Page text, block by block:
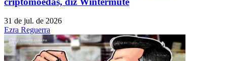
31 de jul. de 2026
Ezra Reguerra